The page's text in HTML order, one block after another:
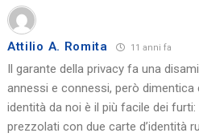
Attilio A. Romita 11 anni fa
Il garante della privacy fa una
annessi e connessi, però
identità da noi è il più facile dei
prezzolati con due carte d’identità